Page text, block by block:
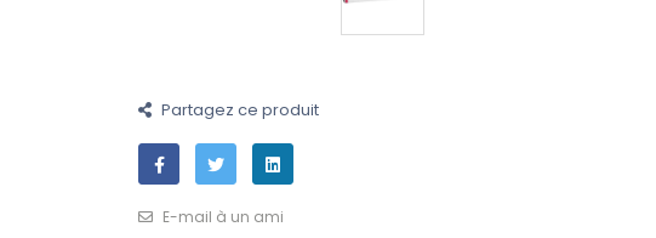
Partagez ce produit
E-mail à un ami